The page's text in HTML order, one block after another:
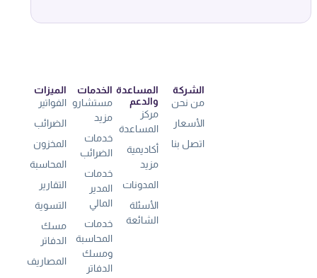
الميزات
الفواتير
الضرائب
المخزون
المحاسبة
التقارير
التسوية
مسك
الدفاتر
المصاريف
الخدمات
مستشارو
مزيد
خدمات
الضرائب
خدمات
المدير
المالي
خدمات
المحاسبة
ومسك
الدفاتر
المساعدة
والدعم
مركز
المساعدة
أكاديمية
مزيد
المدونات
الأسئلة
الشائعة
الشركة
من نحن
الأسعار
اتصل بنا